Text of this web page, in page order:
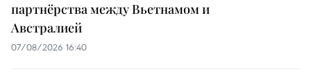
партнёрства между Вьетнамом и
Австралией
07/08/2026 16:40